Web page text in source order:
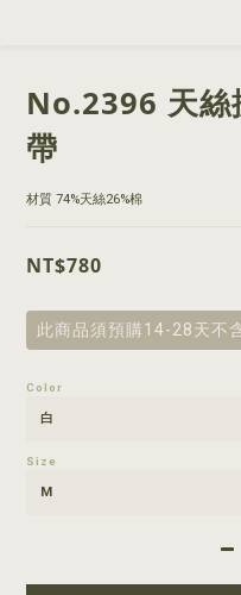
No.2396 天絲
帶
材質 74%天絲26%棉
NT$780
此商品須預購14-28天不
Color
Size